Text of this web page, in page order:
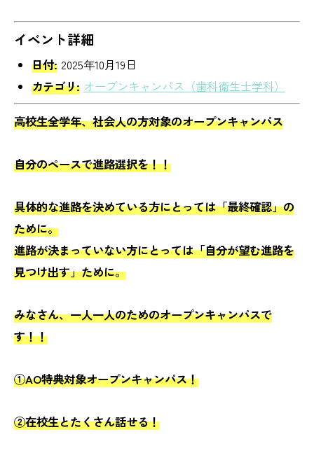
イベント詳細
日付: 2025年10月19日
カテゴリ: オープンキャンパス（歯科衛生士学科）
高校生全学年、社会人の方対象のオープンキャンパス
自分のペースで進路選択を！！
具体的な進路を決めている方にとっては「最終確認」の
ために。
進路が決まっていない方にとっては「自分が望む進路を
見つけ出す」ために。
みなさん、一人一人のためのオープンキャンパスで
す！！
①AO特典対象オープンキャンパス！
②在校生とたくさん話せる！